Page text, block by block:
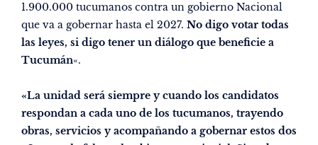
1.900.000 tucumanos contra un gobierno Nacional
que va a gobernar hasta el 2027. No digo votar todas
las leyes, si digo tener un diálogo que beneficie a
Tucumán«.
«La unidad será siempre y cuando los candidatos
respondan a cada uno de los tucumanos, trayendo
obras, servicios y acompañando a gobernar estos dos